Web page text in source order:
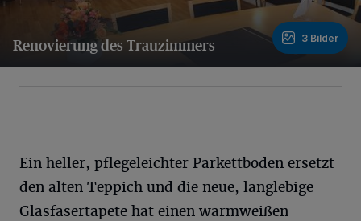
Renovierung des Trauzimmers 3 Bilder
Ein heller, pflegeleichter Parkettboden ersetzt
den alten Teppich und die neue, langlebige
Glasfasertapete hat einen warmweißen